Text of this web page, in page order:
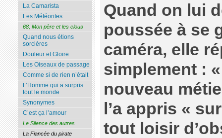
Quand on lui
poussée à se
caméra, elle
simplement :
nouveau
l’a appris «
tout loisir
La Camarista
Les Météorites
68, Mon père et les clous
Quand nous étions
sorcières
Douleur et Gloire
Les Oiseaux de passage
Comme si de rien n’était
L’Homme qui a surpris
tout le monde
Synonymes
C’est ça l’amour
Le Silence des autres
La Fiancée du pirate